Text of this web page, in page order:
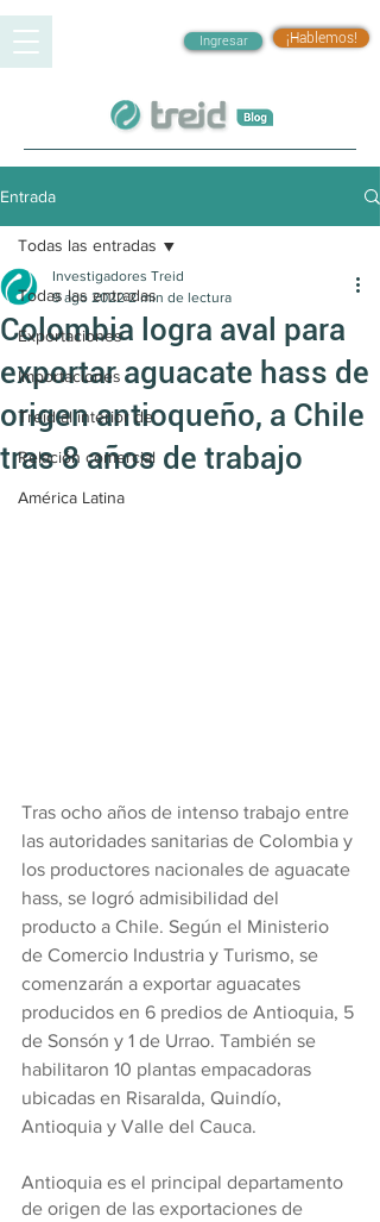
¡Hablemos!
Ingresar
Entrada
Todas las entradas
Exportaciones
Importaciones
Treid al interior de
Relación comercial
América Latina
Todas las entradas
Colombia logra aval para
exportar aguacate hass de
origen antioqueño, a Chile
tras 8 años de trabajo
Investigadores Treid
9 ago 2022 2 min de lectura
Tras ocho años de intenso trabajo entre
las autoridades sanitarias de Colombia y
los productores nacionales de aguacate
hass, se logró admisibilidad del
producto a Chile. Según el Ministerio
de Comercio Industria y Turismo, se
comenzarán a exportar aguacates
producidos en 6 predios de Antioquia, 5
de Sonsón y 1 de Urrao. También se
habilitaron 10 plantas empacadoras
ubicadas en Risaralda, Quindío,
Antioquia y Valle del Cauca.
Antioquia es el principal departamento
de origen de las exportaciones de